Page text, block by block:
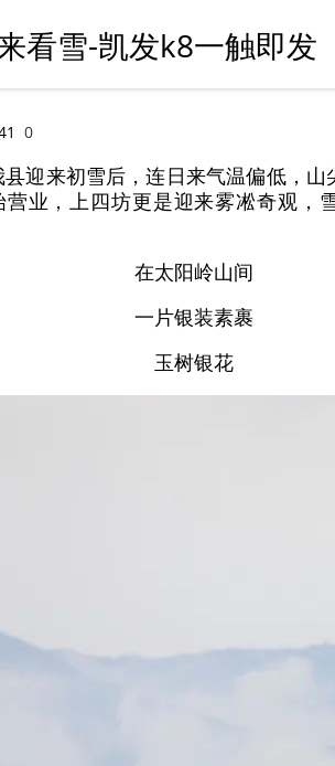
看雪-凯发k8一触即发
0
县迎来初雪后，连日来气温偏低，
业，上四坊更是迎来雾凇奇观，
在太阳岭山间
一片银装素裹
玉树银花